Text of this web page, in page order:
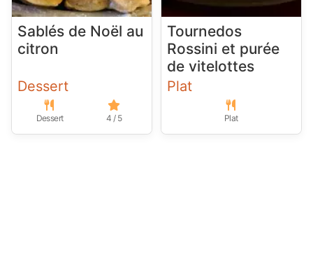
Sablés de Noël au
citron
Dessert
Dessert 4 / 5
Tournedos
Rossini et purée
de vitelottes
Plat
Plat